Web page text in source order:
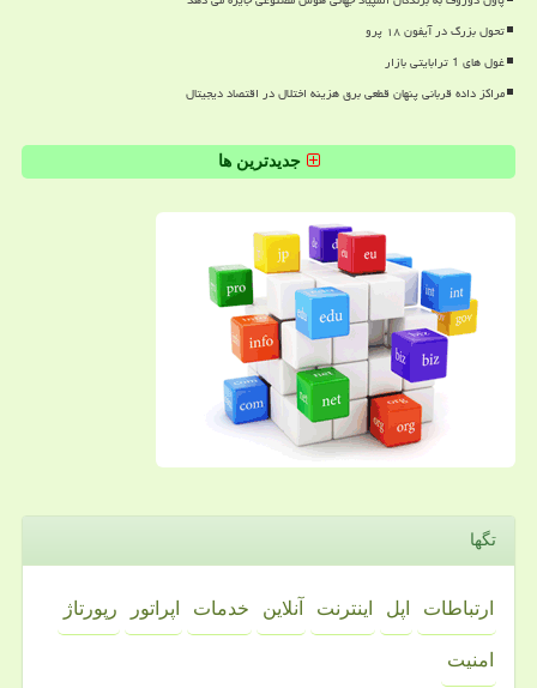
تحول بزرگ در آیفون ۱۸ پرو
غول های 1 ترابایتی بازار
مراکز داده قربانی پنهان قطعی برق هزینه اختلال در اقتصاد دیجیتال
جدیدترین ها
تگها
ارتباطات اپل اینترنت آنلاین خدمات اپراتور رپورتاژ
امنیت